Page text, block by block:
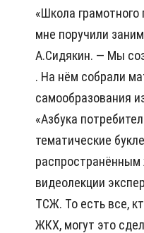
«Школа
мне поручили
А.Сидякин. — Мы
. На нём собрали
самообразования
«Азбука
тематические
видеолекции
ТСЖ. То есть все,
ЖКХ, могут это